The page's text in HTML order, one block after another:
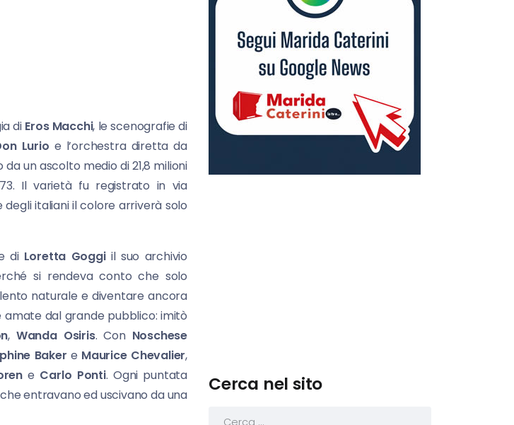
di Eros Macchi, le scenografie di
Lurio e l’orchestra diretta da
un ascolto medio di 21,8 milioni
Il varietà fu registrato in via
italiani il colore arriverà solo
di Loretta Goggiil suo archivio
si rendeva conto che solo
naturale e diventare ancora
dal grande pubblico: imitò
, Wanda Osiris. Con Noschese
Baker e Maurice Chevalier,
e Carlo Ponti. Ogni puntata
entravano ed uscivano da una
Cerca nel sito